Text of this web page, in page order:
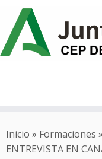
al
contenido
Inicio » Formaciones »
ENTREVISTA EN